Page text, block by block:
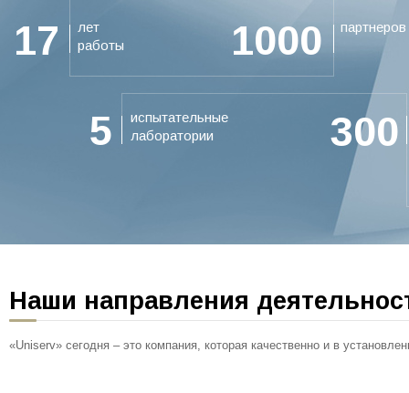
17
лет
работы
1000 партнеров
5
испытательные
лаборатории
300
Наши направления
«Uniserv» сегодня – это компания, которая качественно и в